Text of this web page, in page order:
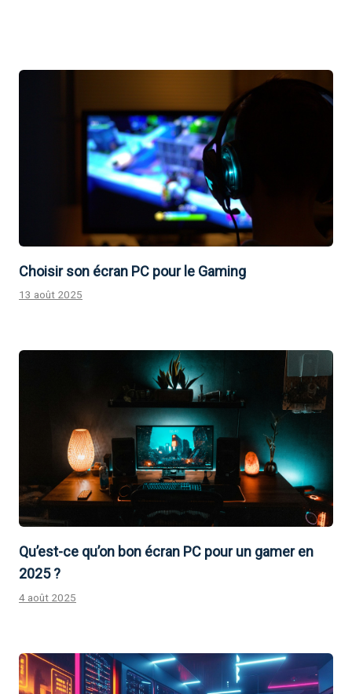
Choisir son écran PC pour le Gaming
13 août 2025
Qu’est-ce qu’on bon écran PC pour un gamer en
2025 ?
4 août 2025